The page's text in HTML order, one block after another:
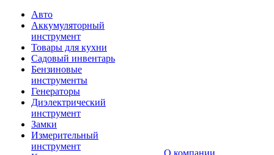
Авто
Аккумуляторный
инструмент
Товары для кухни
Садовый инвентарь
Бензиновые
инструменты
Генераторы
Диэлектрический
инструмент
Замки
Измерительный
инструмент
О компании